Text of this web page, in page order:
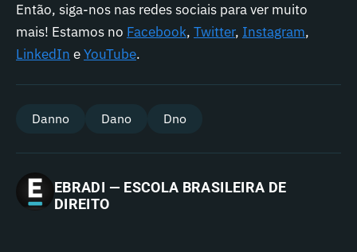
Então, siga-nos nas redes sociais para ver muito
mais! Estamos no Facebook, Twitter, Instagram,
LinkedIn eYouTube.
Danno Dano Dno
EBRADI — ESCOLA BRASILEIRA DE
DIREITO